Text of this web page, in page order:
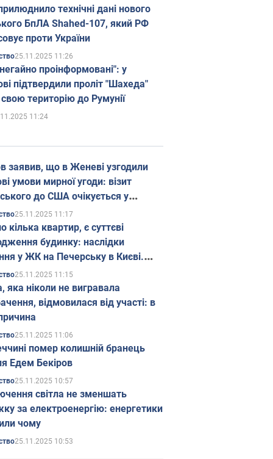
технічні дані нового
БпЛА Shahed-107, який РФ
проти України
25.11.2025 11:26
проінформовані": у
підтвердили проліт "Шахеда"
територію до Румунії
11:24
заявив, що в Женеві узгодили
умови мирної угоди: візит
до США очікується у
25.11.2025 11:17
кілька квартир, є суттєві
будинку: наслідки
у ЖК на Печерську в Києві.
25.11.2025 11:15
яка ніколи не вигравала
відмовилася від участі: в
25.11.2025 11:06
помер колишній бранець
Едем Бекіров
25.11.2025 10:57
світла не зменшать
за електроенергію: енергетики
чому
25.11.2025 10:53